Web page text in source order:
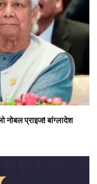
नोबल प्राइज! बांग्लादेश